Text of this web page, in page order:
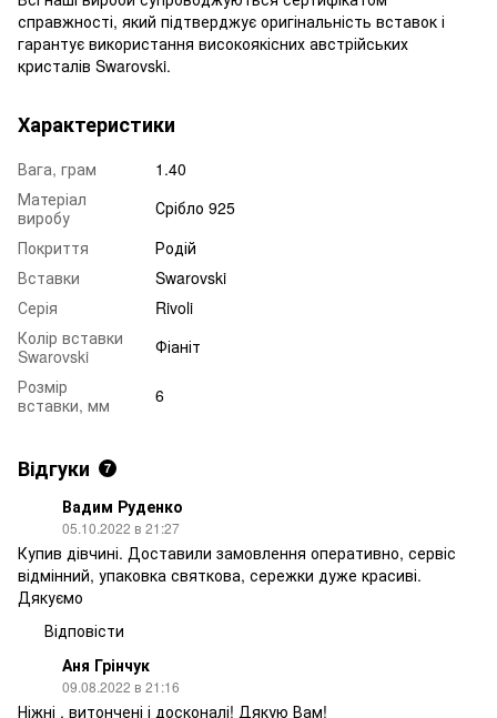
справжності, який підтверджує оригінальність вставок і
гарантує використання високоякісних австрійських
кристалів Swarovski.
Характеристики
Вага, грам
1.40
Матеріал
виробу
Срібло 925
Покриття
Родій
Вставки
Swarovski
Серія
Rivoli
Колір вставки
Swarovski
Фіаніт
Розмір
вставки, мм
6
Відгуки 7
Вадим Руденко
05.10.2022 в 21:27
Купив дівчині. Доставили замовлення оперативно, сервіс
відмінний, упаковка святкова, сережки дуже красиві.
Дякуємо
Відповісти
Аня Грінчук
09.08.2022 в 21:16
Ніжні , витончені і досконалі! Дякую Вам!